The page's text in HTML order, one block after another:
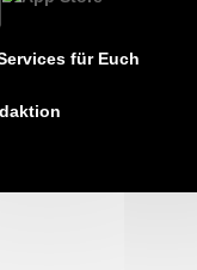
für Euch